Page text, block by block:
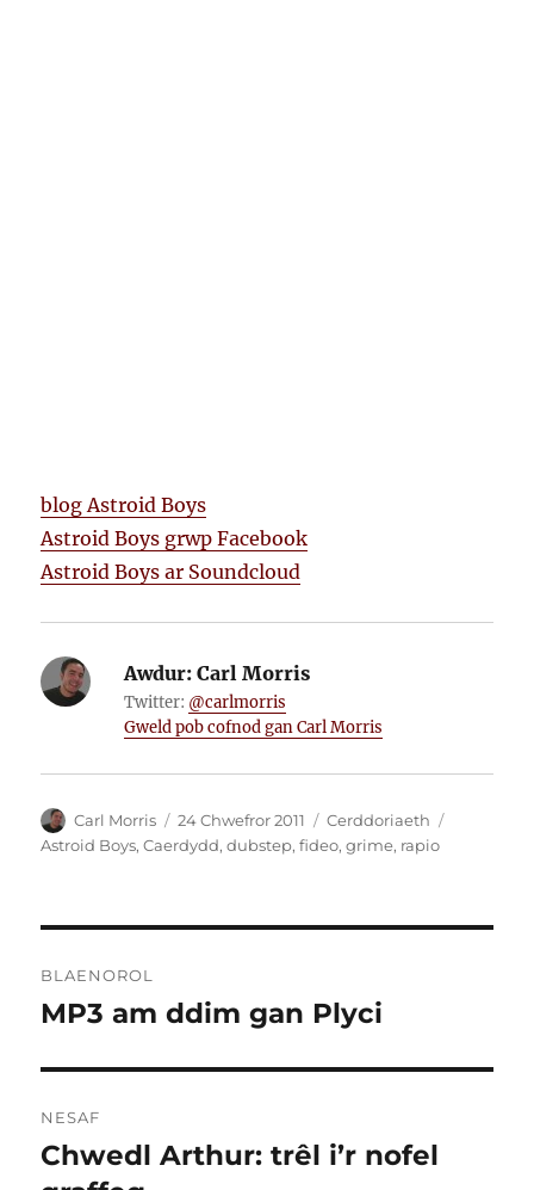
blog Astroid Boys
Astroid Boys grwp Facebook
Astroid Boys ar Soundcloud
Awdur: Carl Morris
Twitter: @carlmorris
Gweld pob cofnod gan Carl Morris
Awdur
Carl Morris
Cofnodwyd
ar
24 Chwefror 2011 Categorïau
Cerddoriaeth
Astroid Boys,Caerdydd,dubstep,fideo,grime, rapio
cofnod
BLAENOROL
Cofnod
MP3 am ddim gan Plyci
NESAF
Cofnod
Chwedl Arthur: trêl i’r nofel